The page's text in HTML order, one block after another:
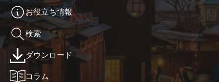
お役立ち情報
検索
ダウンロード
コラム